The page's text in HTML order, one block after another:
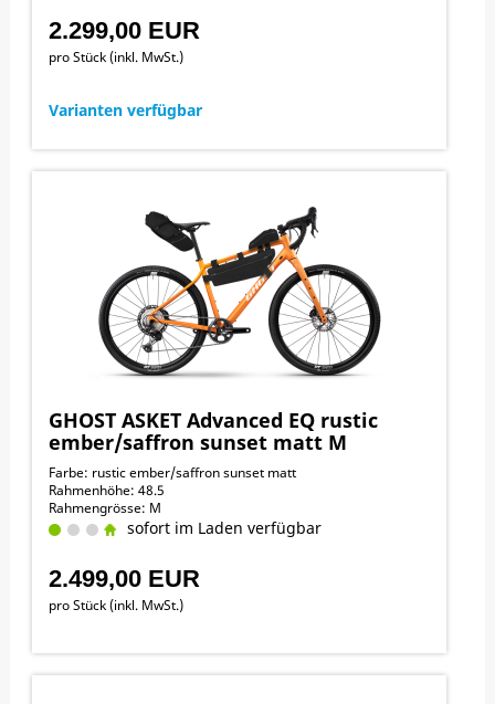
2.299,00 EUR
pro Stück (inkl. MwSt.)
Varianten verfügbar
GHOST ASKET Advanced EQ rustic
ember/saffron sunset matt M
Farbe: rustic ember/saffron sunset matt
Rahmenhöhe: 48.5
Rahmengrösse: M
sofort im Laden verfügbar
2.499,00 EUR
pro Stück (inkl. MwSt.)